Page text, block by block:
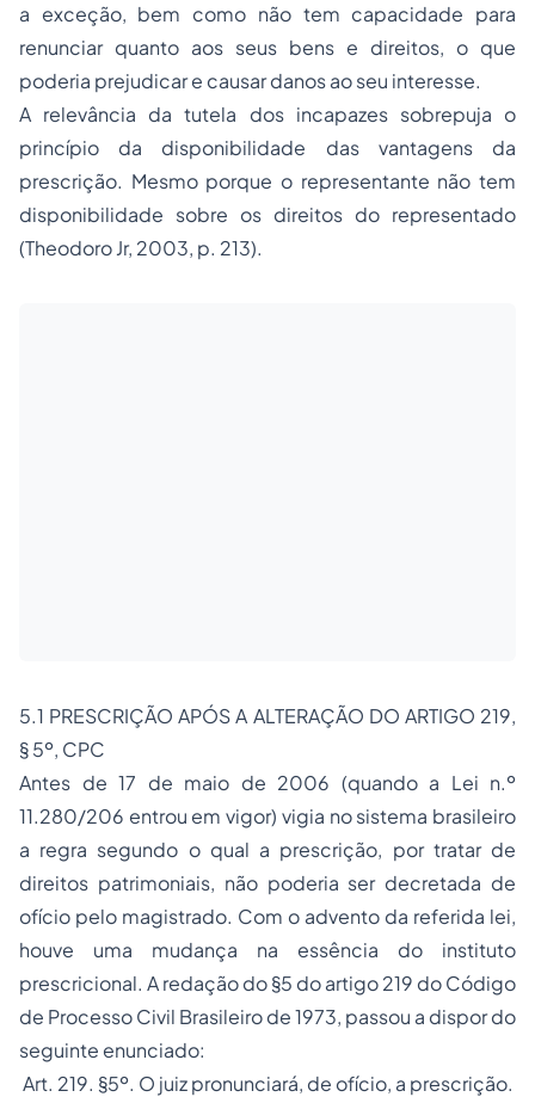
a exceção, bem como não tem capacidade para
renunciar quanto aos seus bens e direitos, o que
poderia prejudicar e causar danos ao seu interesse.
A relevância da tutela dos incapazes sobrepuja o
princípio da disponibilidade das vantagens da
prescrição. Mesmo porque o representante não tem
disponibilidade sobre os direitos do representado
(Theodoro Jr, 2003, p. 213).
5.1 PRESCRIÇÃO APÓS A ALTERAÇÃO DO ARTIGO 219,
§ 5º, CPC
Antes de 17 de maio de 2006 (quando a Lei n.º
11.280/206 entrou em vigor) vigia no sistema brasileiro
a regra segundo o qual a prescrição, por tratar de
direitos patrimoniais, não poderia ser decretada de
ofício pelo magistrado. Com o advento da referida lei,
houve uma mudança na essência do instituto
prescricional. A redação do §5 do artigo 219 do Código
de Processo Civil Brasileiro de 1973, passou a dispor do
seguinte enunciado:
Art. 219. §5º. O juiz pronunciará, de ofício, a prescrição.